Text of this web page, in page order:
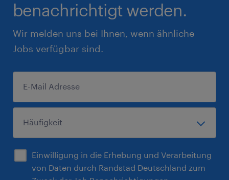
benachrichtigt werden.
Wir melden uns bei Ihnen, wenn ähnliche
Jobs verfügbar sind.
Einwilligung in die Erhebung und Verarbeitung
von Daten durch Randstad Deutschland zum